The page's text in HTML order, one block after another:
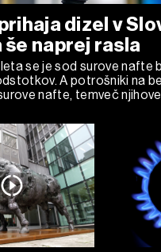
dizel v
še naprej rasla
se je sod surove nafte
A potrošniki na
nafte, temveč